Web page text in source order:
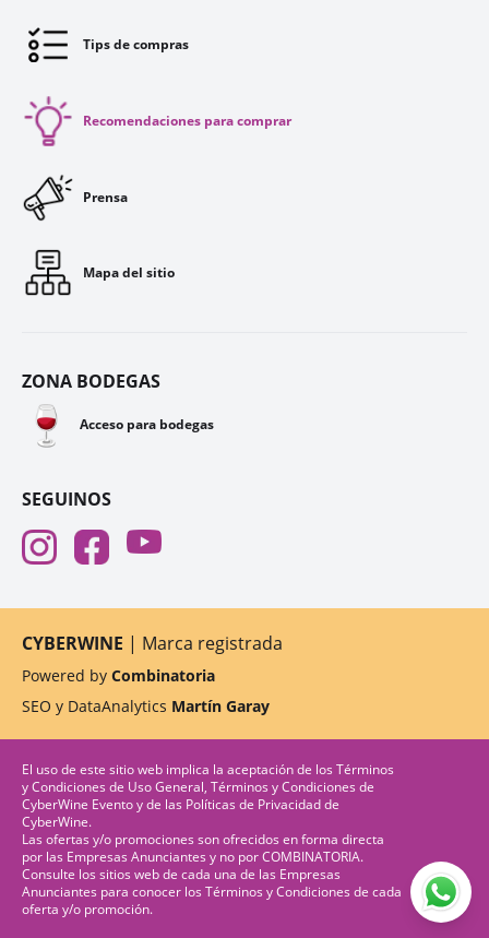
Tips de compras
Recomendaciones para comprar
Prensa
Mapa del sitio
ZONA BODEGAS
🍷 Acceso para bodegas
SEGUINOS
CYBERWINE | Marca registrada
Powered by Combinatoria
SEO y DataAnalytics Martín Garay
El uso de este sitio web implica la aceptación de los Términos
y Condiciones de Uso General, Términos y Condiciones de
CyberWine Eventoy de las Políticas de Privacidadde
CyberWine.
Las ofertas y/o promociones son ofrecidos en forma directa
por las Empresas Anunciantes y no por COMBINATORIA.
Consulte los sitios web de cada una de las Empresas
Anunciantes para conocer los Términos y Condiciones de cada
oferta y/o promoción.